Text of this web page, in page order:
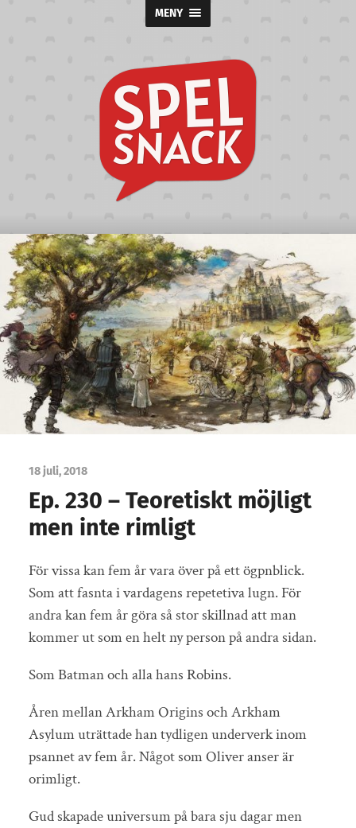
MENY
Spelsnack
18 juli, 2018
Ep. 230 – Teoretiskt möjligt
men inte rimligt
För vissa kan fem år vara över på ett ögpnblick.
Som att fasnta i vardagens repetetiva lugn. För
andra kan fem år göra så stor skillnad att man
kommer ut som en helt ny person på andra sidan.
Som Batman och alla hans Robins.
Åren mellan Arkham Origins och Arkham
Asylum uträttade han tydligen underverk inom
psannet av fem år. Något som Oliver anser är
orimligt.
Gud skapade universum på bara sju dagar men